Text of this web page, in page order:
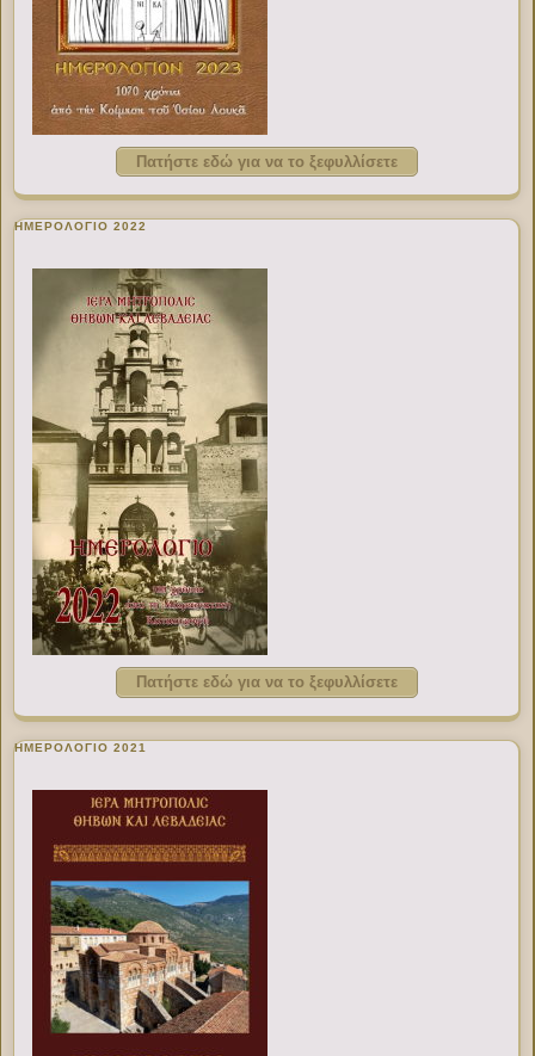
Πατήστε εδώ για να το ξεφυλλίσετε
ΗΜΕΡΟΛΟΓΙΟ 2022
Πατήστε εδώ για να το ξεφυλλίσετε
ΗΜΕΡΟΛΟΓΙΟ 2021